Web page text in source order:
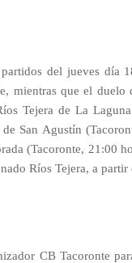
del jueves día
mientras que el duelo
Tejera de La
San Agustín
(Tacoronte, 21:00
Ríos Tejera, a partir
CB Tacoronte